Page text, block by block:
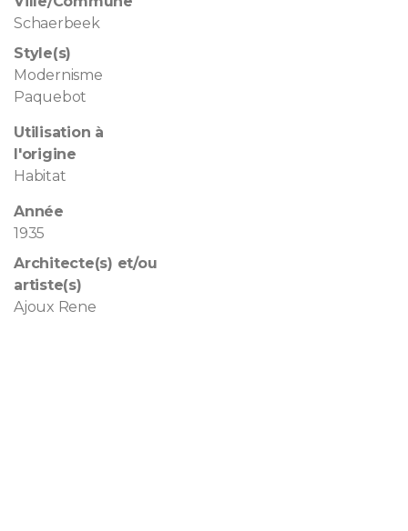
Schaerbeek
Style(s)
Modernisme
Paquebot
Utilisation à
l'origine
Habitat
Année
1935
Architecte(s) et/ou
artiste(s)
Ajoux Rene